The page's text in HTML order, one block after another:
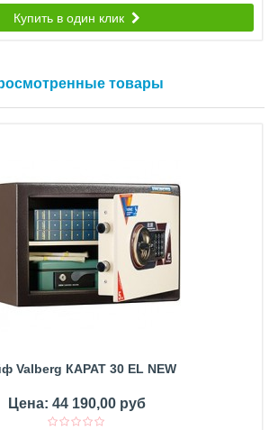
Купить в один клик
товары
Valberg КАРАТ 30 EL NEW
Цена: 44 190,00 руб